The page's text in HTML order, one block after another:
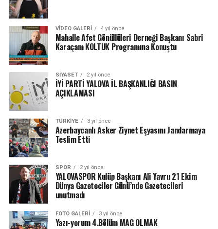
VIDEO GALERI 4 yıl önce
Mahalle Afet Gönüllüleri Derneği Başkanı Sabri
Karaçam KOLTUK Programına Konuştu
SIYASET 2 yıl önce
İYİ PARTİ YALOVA İL BAŞKANLIĞI BASIN
AÇIKLAMASI
TÜRKIYE 3 yıl önce
Azerbaycanlı Asker Ziynet Eşyasını Jandarmaya
Teslim Etti
SPOR 2 yıl önce
YALOVASPOR Kulüp Başkanı Ali Yavru 21 Ekim
Dünya Gazeteciler Günü’nde Gazetecileri
unutmadı
FOTO GALERI 3 yıl önce
Yazı-yorum 4.Bölüm MAG OLMAK